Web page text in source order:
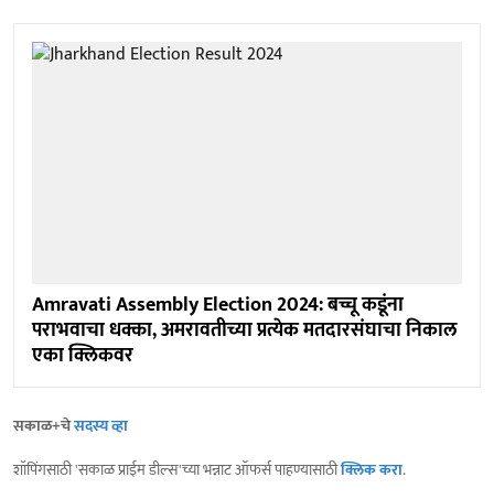
Amravati Assembly Election 2024: बच्चू कडूंना
पराभवाचा धक्का, अमरावतीच्या प्रत्येक मतदारसंघाचा निकाल
एका क्लिकवर
सकाळ+चेसदस्य व्हा
शॉपिंगसाठी 'सकाळ प्राईम डील्स'च्या भन्नाट ऑफर्स पाहण्यासाठीक्लिक करा.